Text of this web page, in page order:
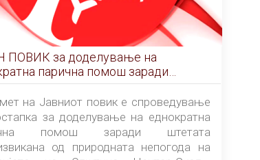
доделување на
парична помош заради
на подрачјето на Општина
на ден 21.07.2026
на Јавниот повик е спроведување
за доделување на еднократна
помош заради штетата
од природната непогода на